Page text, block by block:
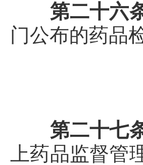
第二十六
门公布的药品
第二十七
上药品监督